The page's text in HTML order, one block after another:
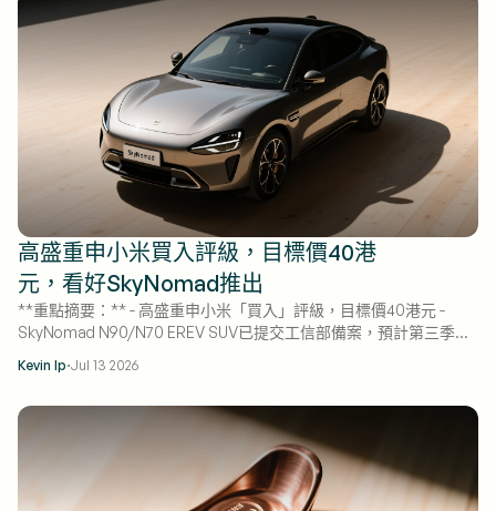
高盛重申小米買入評級，目標價40港
元，看好SkyNomad推出
**重點摘要：** - 高盛重申小米「買入」評級，目標價40港元 -
SkyNomad N90/N70 EREV SUV已提交工信部備案，預計第三季開
萬輛
Kevin Ip·Jul 13 2026